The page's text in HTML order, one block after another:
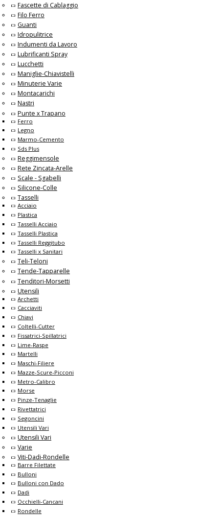
Fascette di Cablaggio
Filo Ferro
Guanti
Idropulitrice
Indumenti da Lavoro
Lubrificanti Spray
Lucchetti
Maniglie-Chiavistelli
Minuterie Varie
Montacarichi
Nastri
Punte x Trapano
Ferro
Legno
Marmo-Cemento
Sds Plus
Reggimensole
Rete Zincata-Arelle
Scale - Sgabelli
Silicone-Colle
Tasselli
Acciaio
Plastica
Tasselli Acciaio
Tasselli Plastica
Tasselli Reggitubo
Tasselli x Sanitari
Teli-Teloni
Tende-Tapparelle
Tenditori-Morsetti
Utensili
Archetti
Cacciaviti
Chiavi
Coltelli-Cutter
Fissatrici-Spillatrici
Lime-Raspe
Martelli
Maschi-Filiere
Mazze-Scure-Picconi
Metro-Calibro
Morse
Pinze-Tenaglie
Rivettatrici
Segoncini
Utensili Vari
Utensili Vari
Varie
Viti-Dadi-Rondelle
Barre Filettate
Bulloni
Bulloni con Dado
Dadi
Occhielli-Cancani
Rondelle